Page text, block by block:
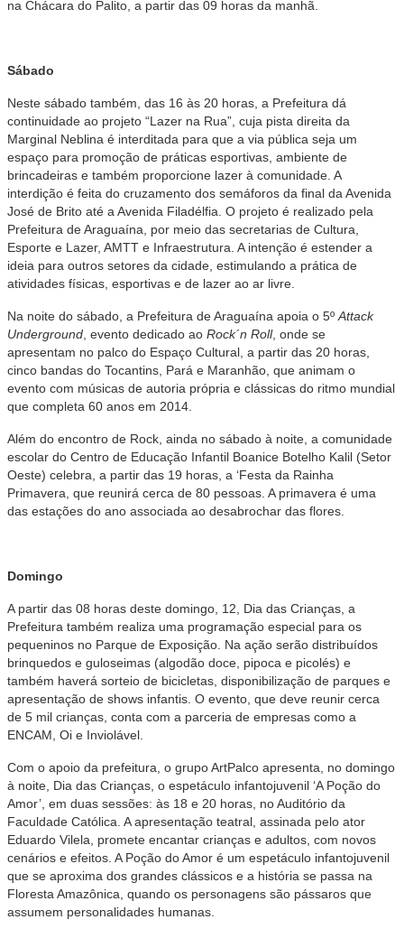
na Chácara do Palito, a partir das 09 horas da manhã.
Sábado
Neste sábado também, das 16 às 20 horas, a Prefeitura dá
continuidade ao projeto “Lazer na Rua”, cuja pista direita da
Marginal Neblina é interditada para que a via pública seja um
espaço para promoção de práticas esportivas, ambiente de
brincadeiras e também proporcione lazer à comunidade. A
interdição é feita do cruzamento dos semáforos da final da Avenida
José de Brito até a Avenida Filadélfia. O projeto é realizado pela
Prefeitura de Araguaína, por meio das secretarias de Cultura,
Esporte e Lazer, AMTT e Infraestrutura. A intenção é estender a
ideia para outros setores da cidade, estimulando a prática de
atividades físicas, esportivas e de lazer ao ar livre.
Na noite do sábado, a Prefeitura de Araguaína apoia o 5º Attack
Underground , evento dedicado ao Rock´n Roll, onde se
apresentam no palco do Espaço Cultural, a partir das 20 horas,
cinco bandas do Tocantins, Pará e Maranhão, que animam o
evento com músicas de autoria própria e clássicas do ritmo mundial
que completa 60 anos em 2014.
Além do encontro de Rock, ainda no sábado à noite, a comunidade
escolar do Centro de Educação Infantil Boanice Botelho Kalil (Setor
Oeste) celebra, a partir das 19 horas, a ‘Festa da Rainha
Primavera, que reunirá cerca de 80 pessoas. A primavera é uma
das estações do ano associada ao desabrochar das flores.
Domingo
A partir das 08 horas deste domingo, 12, Dia das Crianças, a
Prefeitura também realiza uma programação especial para os
pequeninos no Parque de Exposição. Na ação serão distribuídos
brinquedos e guloseimas (algodão doce, pipoca e picolés) e
também haverá sorteio de bicicletas, disponibilização de parques e
apresentação de shows infantis. O evento, que deve reunir cerca
de 5 mil crianças, conta com a parceria de empresas como a
ENCAM, Oi e Inviolável.
Com o apoio da prefeitura, o grupo ArtPalco apresenta, no domingo
à noite, Dia das Crianças, o espetáculo infantojuvenil ‘A Poção do
Amor’, em duas sessões: às 18 e 20 horas, no Auditório da
Faculdade Católica. A apresentação teatral, assinada pelo ator
Eduardo Vilela, promete encantar crianças e adultos, com novos
cenários e efeitos. A Poção do Amor é um espetáculo infantojuvenil
que se aproxima dos grandes clássicos e a história se passa na
Floresta Amazônica, quando os personagens são pássaros que
assumem personalidades humanas.